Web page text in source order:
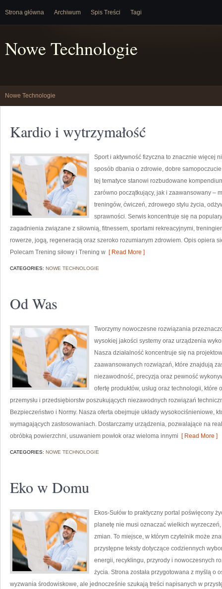
Strona główna Archiwum Spis Treści Tagi
Nowe Technologie
Nowe Technologie
Kardio i wytrzymałość
Sport i aktywność fizyczna to znacznie więcej
sposób dbania o zdrowie, dobre
tej tematyce stanowi rozbudowane
zarówno początkujący, jak i zaawansowany –
treningów, ćwiczeń, zdrowego stylu życia,
sprawności. Serwis koncentruje się na
zagadnienia związane z siłownią, fitnessem, sportami rekreacyjnymi,
rowerze, jogą, regeneracją oraz szeroko rozumianym zdrowiem. Opis opiera
Polecam Trening siłowy i Trening w [ Read More ]
CATEGORIES: NOWE TECHNOLOGIE
Od Was
Tworzymy nowoczesne rozwiązania
wysokiej jakości systemy oraz urządzenia
Nasza działalność koncentruje się na
zaawansowanych rozwiązań, które znajdują
niezawodność, precyzja oraz pewność
ofertę produktów, usług oraz technologii,
przemysłu i przedsiębiorstw poszukujących niezawodnych rozwiązań
Bezpieczeństwo i Normy. Nasza oferta obejmuje układy wysokociśnieniowe,
wymagających zastosowaniach. Dostarczamy urządzenia, pozwalające na
obróbką powierzchni, usuwaniem powłok oraz wieloma innymi [ Read More ]
CATEGORIES: NOWE TECHNOLOGIE
Eko w Domu
Ekos-Sułów to praktyczny portal poświęcony
planetę nie musi oznaczać wielkich
zmian. To miejsce, w którym czytelnik może
przystępne teksty dotyczące codziennych
energii, recyklingu, przyrody i nowoczesnych
życia. Strona została przygotowana z myślą o
wyzwania środowiskowe, ale jednocześnie szukają treści napisanych w